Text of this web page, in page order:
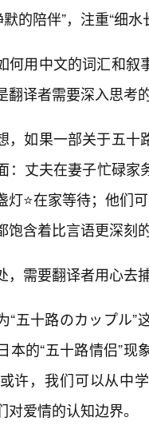
的陪伴”，注重“细水
何用中文的词汇和叙
翻译者需要深入思考
，如果一部关于五
：丈夫在妻子忙碌
灯⭐在家等待；他们
饱含着比言语更深刻
，需要翻译者用心去
“五十路のカップル
本的“五十路情侣”
许，我们可以从中
爱情的认知边界。